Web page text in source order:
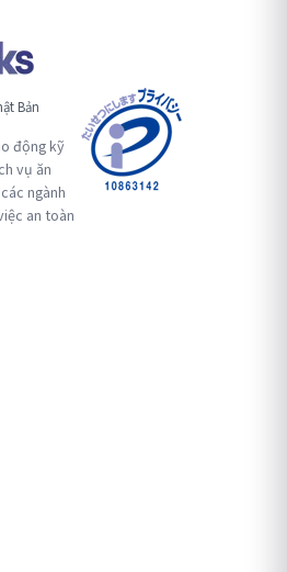
Bản
động kỹ
vụ ăn
ngành
an toàn